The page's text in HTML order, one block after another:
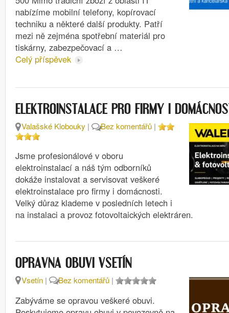
nabízíme mobilní telefony, kopírovací
techniku a některé další produkty. Patří
mezi ně zejména spotřební materiál pro
tiskárny, zabezpečovací a …
Celý příspěvek
ELEKTROINSTALACE PRO FIRMY I
Valašské Klobouky | Bez komentářů |
Jsme profesionálové v oboru
elektroinstalací a náš tým odborníků
dokáže instalovat a servisovat veškeré
elektroinstalace pro firmy i domácnosti.
Velký důraz klademe v posledních letech i
na instalaci a provoz fotovoltaických elektráren.
OPRAVNA OBUVI VSETÍN
Vsetín | Bez komentářů |
Zabýváme se opravou veškeré obuvi.